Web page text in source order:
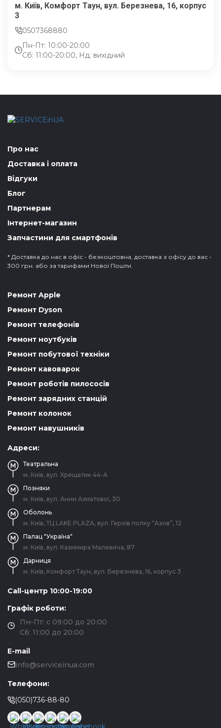
м. Київ, Комфорт Таун, вул. Березнева, 16, корпус
3
0507368880
Пн-Пт: 10:00-20:00
Сб: 11:00-20:00, Нд: вихідний
Про нас
Доставка і оплата
Відгуки
Блог
Партнерам
Інтернет-магазин
Запчастини для смартфонів
* Доставка до нас в офіс - безкоштовна, доставка з офісу до вас -
300 грн. або за тарифами Нової Пошти.
Ремонт Apple
Ремонт Dyson
Ремонт телефонів
Ремонт ноутбуків
Ремонт побутової техніки
Ремонт кавоварок
Ремонт роботів пилососів
Ремонт зарядних станцій
Ремонт колонок
Ремонт навушників
Адреси:
Театральна
м. Київ, вул. Хрещатик 44-A
Позняки
м. Київ, вул. Анни Ахматової, 30
Оболонь
м. Київ, ТЦ LAKE PLAZA, вул. Героїв полку “Азов”, 12
Палац "Україна"
м. Київ, вул. Казимира Малевича, 87
Дарниця
м. Київ, Комфорт Таун, вул. Березнева, 16, корпус 3
Call-центр 10:00-19:00
Графік роботи:
Пн-Пт: с 09:00 до 20:00
Сб: 11:00 до 20:00
E-mail
info@serviceinua.com
Телефони:
(050)736-88-80